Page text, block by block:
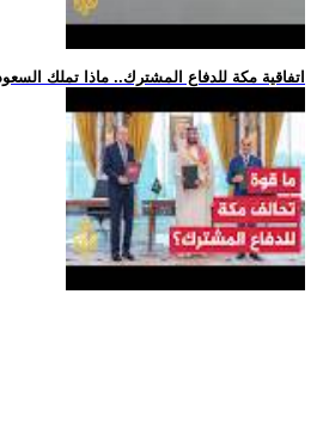
.. اتفاقية مكة للدفاع المشترك.. ماذا تملك